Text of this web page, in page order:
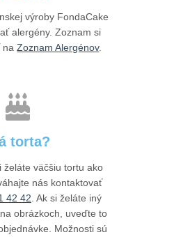
výroby FondaCake
alergény. Zoznam si
naZoznam Alergénov.
torta?
želáte väčšiu tortu ako
nás kontaktovať
42 42 . Ak si želáte iný
obrázkoch, uveďte to
Možnosti sú